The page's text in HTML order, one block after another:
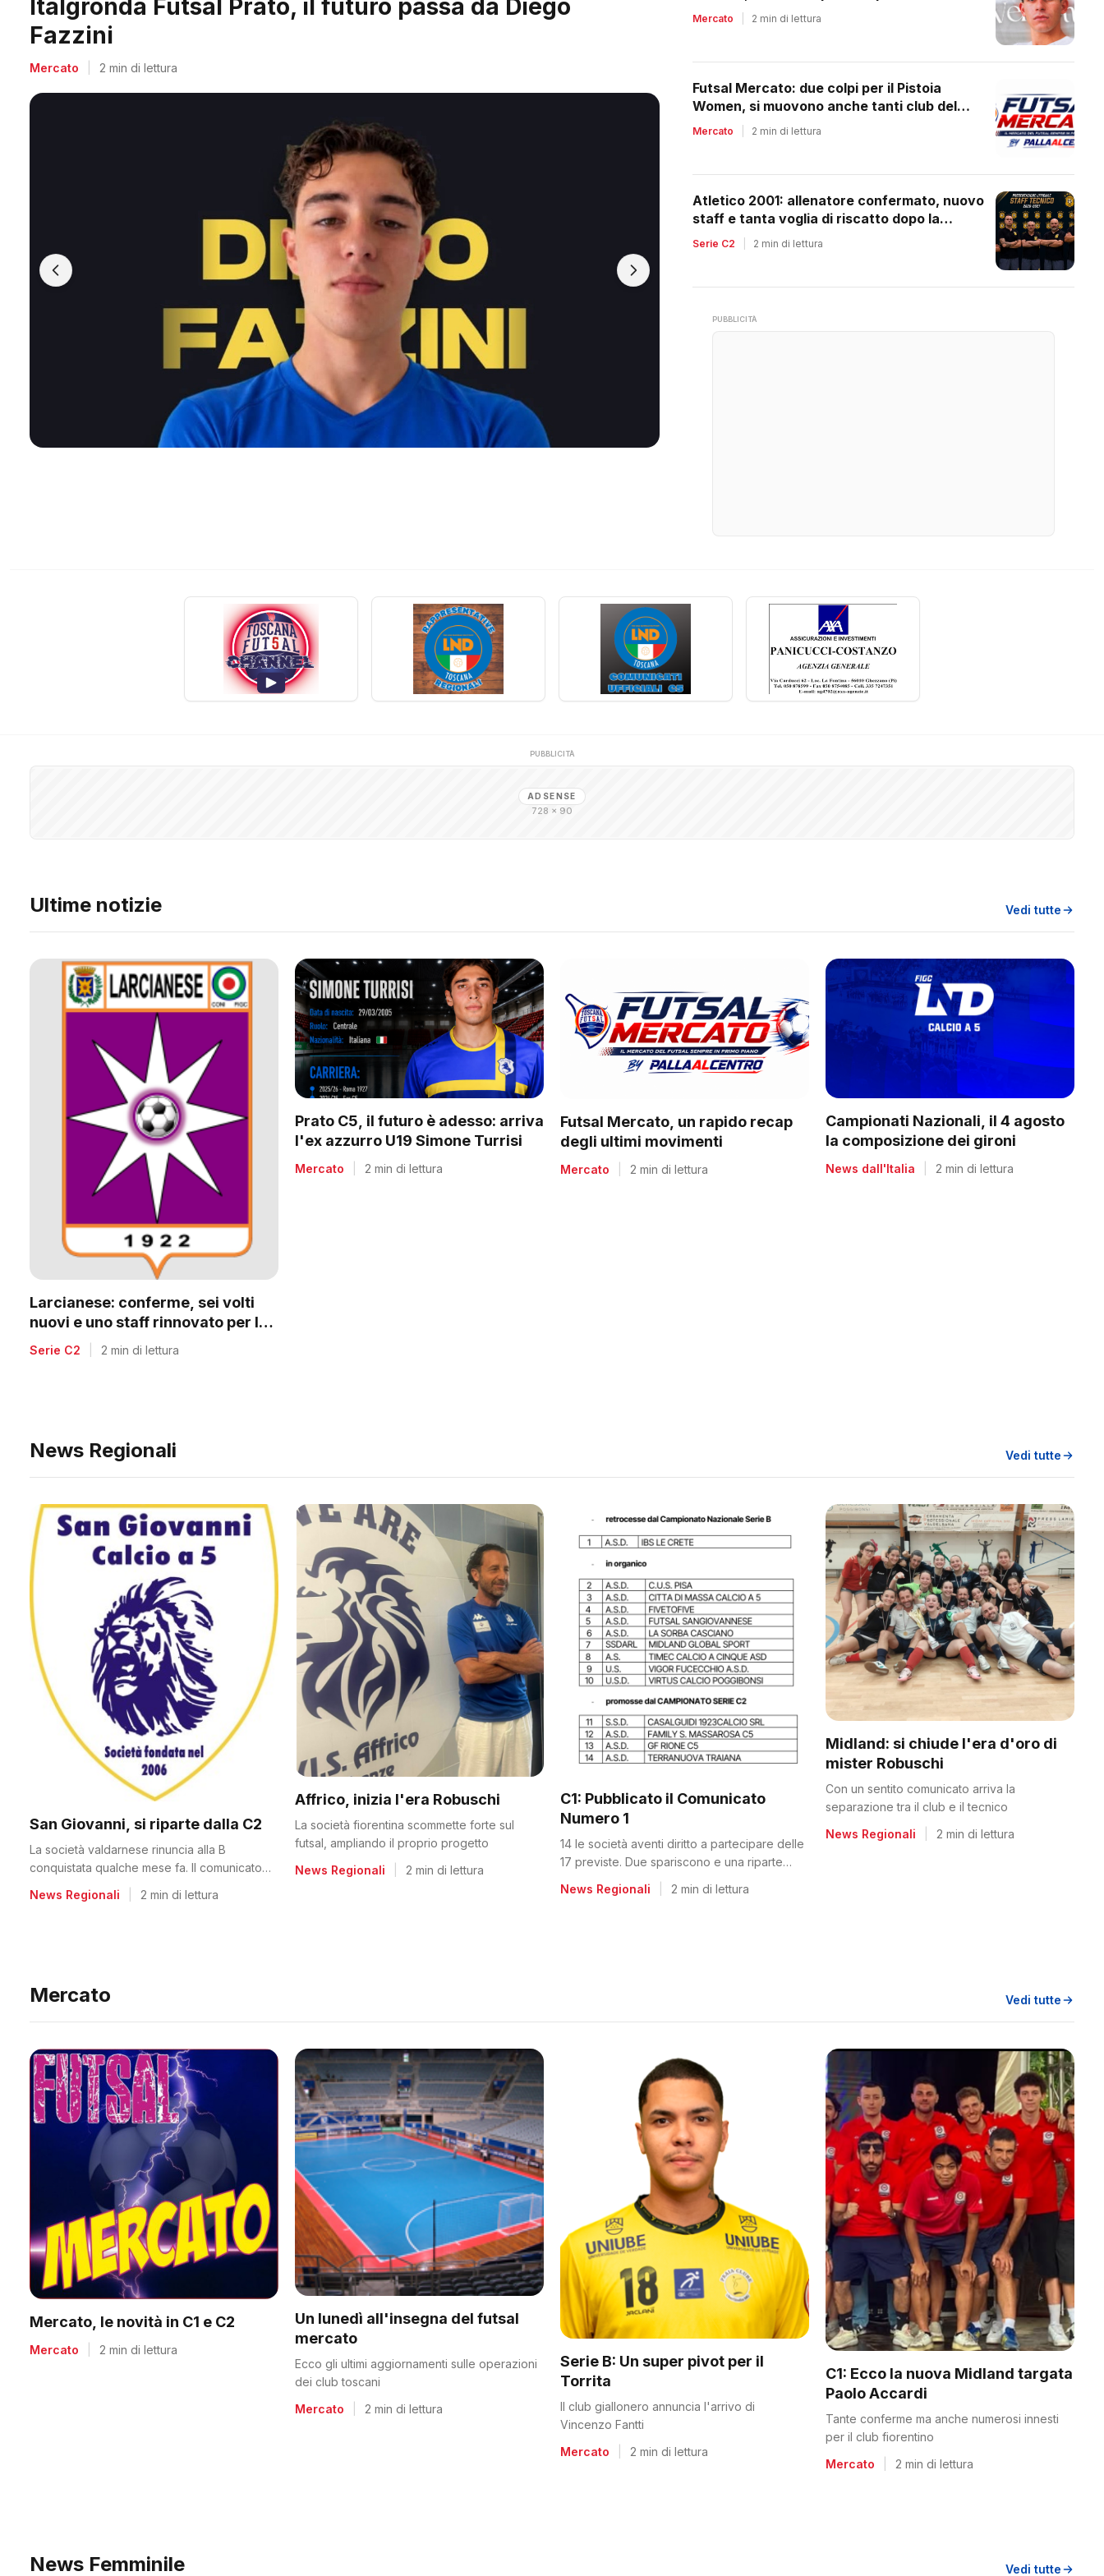
Midland, doppio colpo per Accardi, arrivano i 2003
Salvadori e Villa
Mercato 2 min di lettura
Mercato 2 min di lettura
Futsal Mercato: due colpi per il Pistoia
Women, si muovono anche tanti club del
regionale
Mercato 2 min di lettura
Atletico 2001: allenatore confermato, nuovo
staff e tanta voglia di riscatto dopo la
retrocessione
Serie C2 2 min di lettura
PUBBLICITÀ
PUBBLICITÀ
ADSENSE
728 × 90
Ultime notizie Vedi tutte
Larcianese: conferme, sei volti
nuovi e uno staff rinnovato per la
C2
Serie C2 2 min di lettura
Prato C5, il futuro è adesso: arriva
l'ex azzurro U19 Simone Turrisi
Mercato 2 min di lettura
Futsal Mercato, un rapido recap
degli ultimi movimenti
Mercato 2 min di lettura
Campionati Nazionali, il 4 agosto
la composizione dei gironi
News dall'Italia 2 min di lettura
News Regionali Vedi tutte
San Giovanni, si riparte dalla C2
La società valdarnese rinuncia alla B
conquistata qualche mese fa. Il comunicato
News Regionali 2 min di lettura
Affrico, inizia l'era Robuschi
La società fiorentina scommette forte sul
futsal, ampliando il proprio progetto
News Regionali
2 min di lettura
C1: Pubblicato il Comunicato
Numero 1
14 le società aventi diritto a partecipare delle
17 previste. Due spariscono e una riparte
News Regionali 2 min di lettura
Midland: si chiude l'era d'oro di
mister Robuschi
Con un sentito comunicato arriva la
separazione tra il club e il tecnico
News Regionali
2 min di lettura
Mercato Vedi tutte
Mercato, le novità in C1 e C2
Mercato 2 min di lettura
Un lunedì all'insegna del futsal
mercato
Ecco gli ultimi aggiornamenti sulle operazioni
dei club toscani
Mercato
2 min di lettura
Serie B: Un super pivot per il
Torrita
Il club giallonero annuncia l'arrivo di
Vincenzo Fantti
Mercato
2 min di lettura
C1: Ecco la nuova Midland targata
Paolo Accardi
Tante conferme ma anche numerosi innesti
per il club fiorentino
Mercato
2 min di lettura
News Femminile Vedi tutte